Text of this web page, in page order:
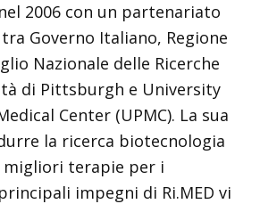
2006 con un partenariato
Governo Italiano, Regione
Nazionale delle Ricerche
di Pittsburgh e University
Center (UPMC). La sua
la ricerca biotecnologia
migliori terapie per i
impegni di Ri.MED vi